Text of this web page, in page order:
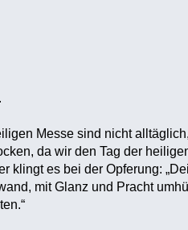
Messe sind nicht
da wir den Tag der
klingt es bei der Opferung:
mit Glanz und Pracht